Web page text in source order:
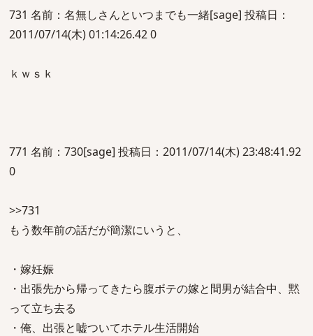
731 名前：名無しさんといつまでも一緒[sage] 投稿日：
2011/07/14(木) 01:14:26.42 0
ｋｗｓｋ
771 名前：730[sage] 投稿日：2011/07/14(木) 23:48:41.92
0
>>731
もう数年前の話だが簡潔にいうと、
・嫁妊娠
・出張先から帰ってきたら腹ボテの嫁と間男が結合中、黙
って立ち去る
・俺、出張と嘘ついてホテル生活開始